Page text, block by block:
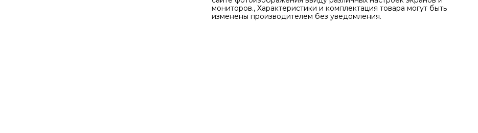
мониторов., Характеристики и комплектация товара могут быть
изменены производителем без уведомления.